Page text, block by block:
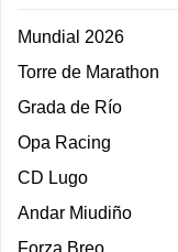
Mundial 2026
Torre de Marathon
Grada de Río
Opa Racing
CD Lugo
Andar Miudiño
Forza Breo